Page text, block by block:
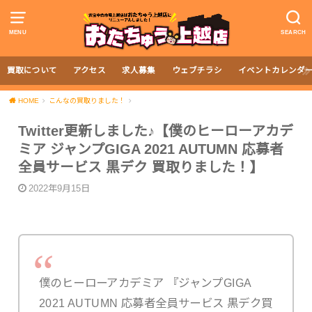
MENU SEARCH
買取について アクセス 求人募集 ウェブチラシ イベントカレンダ
HOME こんなの買取りました！
Twitter更新しました♪【僕のヒーローアカデ
ミア ジャンプGIGA 2021 AUTUMN 応募者
全員サービス 黒デク 買取りました！】
2022年9月15日
僕のヒーローアカデミア 『ジャンプGIGA
2021 AUTUMN 応募者全員サービス 黒デク買